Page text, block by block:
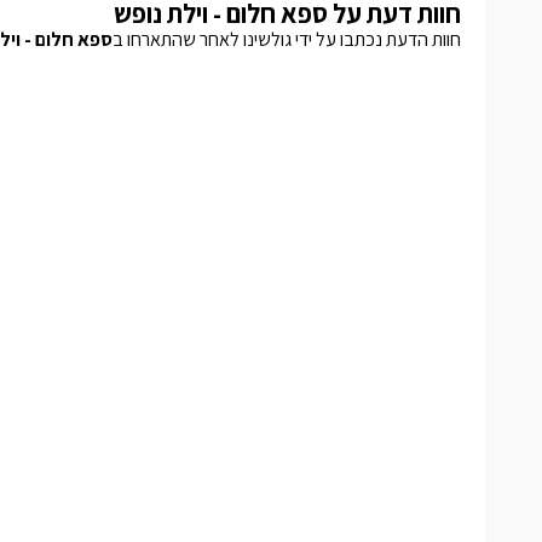
חוות דעת על ספא חלום - וילת נופש
חוות הדעת נכתבו על ידי גולשינו לאחר שהתארחו בספא חלום -